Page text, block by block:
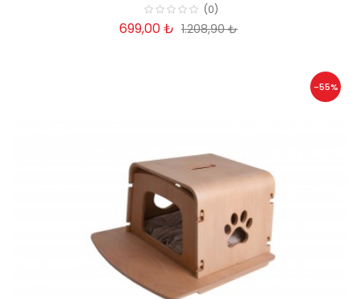
(0)
699,00 ₺ 1.208,90 ₺
-55%